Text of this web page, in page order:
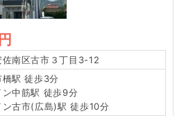
佐南区古市３丁目3-12
橋駅 徒歩3分
中筋駅 徒歩9分
ン古市(広島)駅 徒歩10分